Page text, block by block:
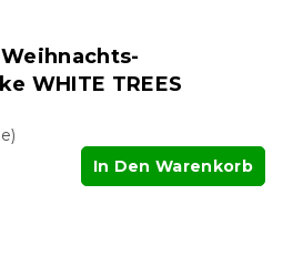
WHITE TREES
In Den Warenkorb